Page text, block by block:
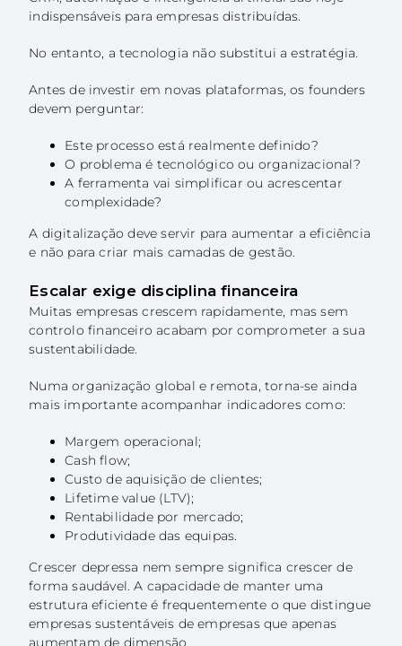
indispensáveis para empresas distribuídas.
No entanto, a tecnologia não substitui a estratégia.
Antes de investir em novas plataformas, os founders
devem perguntar:
Este processo está realmente definido?
O problema é tecnológico ou organizacional?
A ferramenta vai simplificar ou acrescentar
complexidade?
A digitalização deve servir para aumentar a eficiência
e não para criar mais camadas de gestão.
Escalar exige disciplina financeira
Muitas empresas crescem rapidamente, mas sem
controlo financeiro acabam por comprometer a sua
sustentabilidade.
Numa organização global e remota, torna-se ainda
mais importante acompanhar indicadores como:
Margem operacional;
Cash flow;
Custo de aquisição de clientes;
Lifetime value (LTV);
Rentabilidade por mercado;
Produtividade das equipas.
Crescer depressa nem sempre significa crescer de
forma saudável. A capacidade de manter uma
estrutura eficiente é frequentemente o que distingue
empresas sustentáveis de empresas que apenas
aumentam de dimensão.